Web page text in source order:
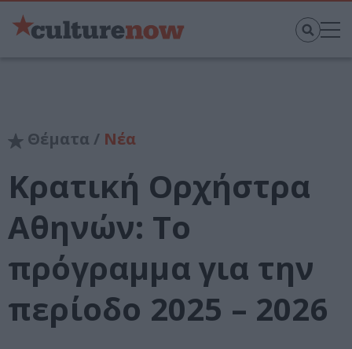
Θέματα / Νέα
Κρατική Ορχήστρα
Αθηνών: Το
πρόγραμμα για την
περίοδο 2025 – 2026